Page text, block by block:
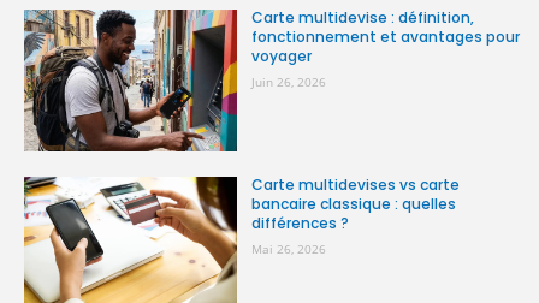
Carte multidevise : définition,
fonctionnement et avantages pour
voyager
Juin 26, 2026
Carte multidevises vs carte
bancaire classique : quelles
différences ?
Mai 26, 2026